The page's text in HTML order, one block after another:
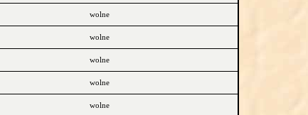
wolne
wolne
wolne
wolne
wolne